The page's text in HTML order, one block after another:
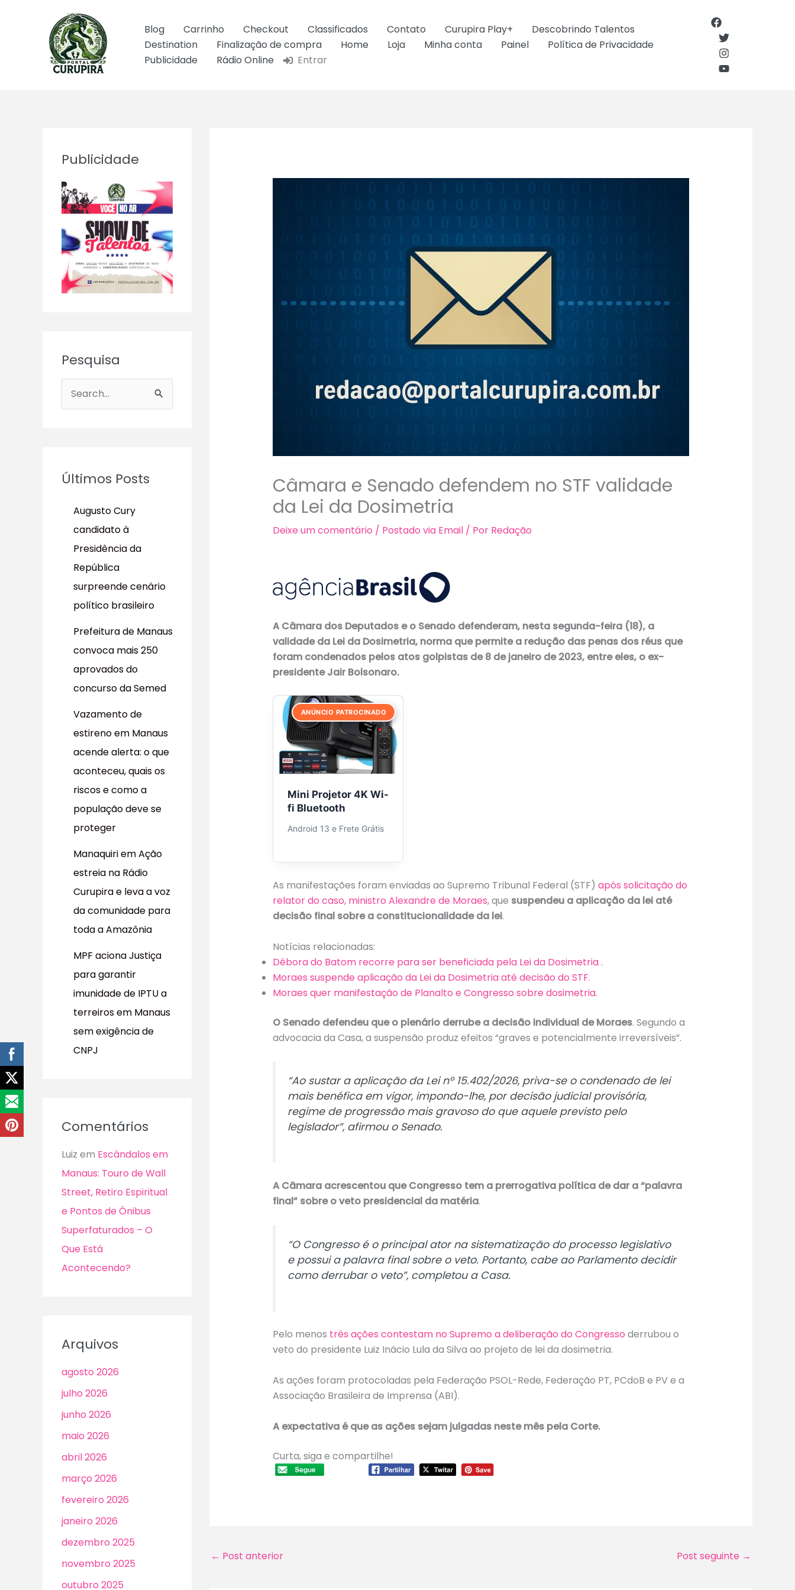
Blog Carrinho Checkout Classificados Contato Curupira Play+
Descobrindo Talentos
Destination
Finalização de compra Home Loja Minha conta Painel
Política de Privacidade
Publicidade
Rádio Online Entrar
Publicidade
Pesquisa
e
Últimos Posts
Augusto Cury
candidato à
Presidência da
República
surpreende cenário
político brasileiro
Prefeitura de Manaus
convoca mais 250
aprovados do
concurso da Semed
Vazamento de
estireno em Manaus
acende alerta: o que
aconteceu, quais os
riscos e como a
população deve se
proteger
Manaquiri em Ação
estreia na Rádio
Curupira e leva a voz
da comunidade para
toda a Amazônia
MPF aciona Justiça
para garantir
imunidade de IPTU a
terreiros em Manaus
sem exigência de
CNPJ
Comentários
Luiz em Escândalos em
Manaus: Touro de Wall
Street, Retiro Espiritual
e Pontos de Ônibus
Superfaturados – O
Que Está
Acontecendo?
Arquivos
agosto 2026
julho 2026
junho 2026
maio 2026
abril 2026
março 2026
fevereiro 2026
janeiro 2026
dezembro 2025
novembro 2025
outubro 2025
Câmara e Senado defendem no STF validade
da Lei da Dosimetria
Deixe um comentário / Postado via Email / Por Redação
A Câmara dos Deputados e o Senado defenderam, nesta segunda-feira (18), a
validade da Lei da Dosimetria, norma que permite a redução das penas dos réus que
foram condenados pelos atos golpistas de 8 de janeiro de 2023, entre eles, o ex-
presidente Jair Bolsonaro.
ANÚNCIO PATROCINADO
Mini Projetor 4K Wi-
fi Bluetooth
Android 13 e Frete Grátis
As manifestações foram enviadas ao Supremo Tribunal Federal (STF)após solicitação do
relator do caso, ministro Alexandre de Moraes, que suspendeu a aplicação da lei até
decisão final sobre a constitucionalidade da lei.
Notícias relacionadas:
Débora do Batom recorre para ser beneficiada pela Lei da Dosimetria .
Moraes suspende aplicação da Lei da Dosimetria até decisão do STF.
Moraes quer manifestação de Planalto e Congresso sobre dosimetria.
O Senado defendeu que o plenário derrube a decisão individual de Moraes. Segundo a
advocacia da Casa, a suspensão produz efeitos “graves e potencialmente irreversíveis”.
“Ao sustar a aplicação da Lei nº 15.402/2026, priva-se o condenado de lei
mais benéfica em vigor, impondo-lhe, por decisão judicial provisória,
regime de progressão mais gravoso do que aquele previsto pelo
legislador”, afirmou o Senado.
A Câmara acrescentou que Congresso tem a prerrogativa política de dar a “palavra
final” sobre o veto presidencial da matéria.
“O Congresso é o principal ator na sistematização do processo legislativo
e possui a palavra final sobre o veto. Portanto, cabe ao Parlamento decidir
como derrubar o veto”, completou a Casa.
Pelo menos três ações contestam no Supremo a deliberação do Congresso derrubou o
veto do presidente Luiz Inácio Lula da Silva ao projeto de lei da dosimetria.
As ações foram protocoladas pela Federação PSOL-Rede, Federação PT, PCdoB e PV e a
Associação Brasileira de Imprensa (ABI).
A expectativa é que as ações sejam julgadas neste mês pela Corte.
Curta, siga e compartilhe!
← Post anterior Post seguinte →